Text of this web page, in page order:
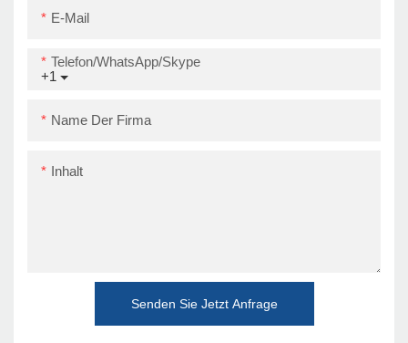
E-Mail
+1
Telefon/WhatsApp/Skype
Name Der Firma
Inhalt
Senden Sie Jetzt Anfrage